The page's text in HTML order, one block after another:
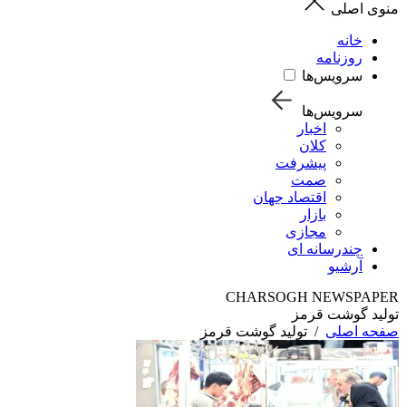
منوی اصلی
خانه
روزنامه
سرویس‌ها
سرویس‌ها
اخبار
کلان
پیشرفت
صمت
اقتصاد جهان
بازار
مجازی
چندرسانه ای
آرشیو
CHARSOGH NEWSPAPER
تولید گوشت قرمز
صفحه اصلی / تولید گوشت قرمز